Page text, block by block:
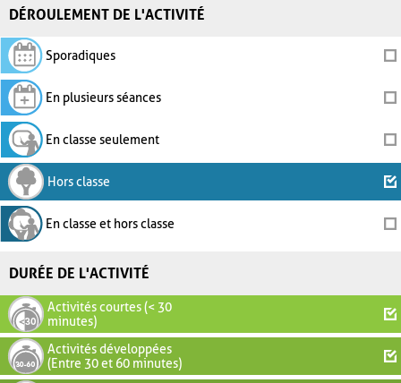
DÉROULEMENT DE L'ACTIVITÉ
Sporadiques
En plusieurs séances
En classe seulement
Hors classe
En classe et hors classe
DURÉE DE L'ACTIVITÉ
Activités courtes (< 30
minutes)
Activités développées
(Entre 30 et 60 minutes)